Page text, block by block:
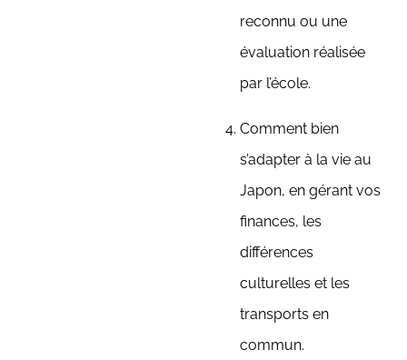
reconnu ou une
évaluation réalisée
par l’école.
Comment bien
s’adapter à la vie au
Japon, en gérant vos
finances, les
différences
culturelles et les
transports en
commun.